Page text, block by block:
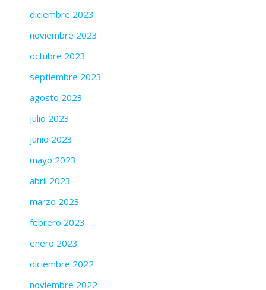
diciembre 2023
noviembre 2023
octubre 2023
septiembre 2023
agosto 2023
julio 2023
junio 2023
mayo 2023
abril 2023
marzo 2023
febrero 2023
enero 2023
diciembre 2022
noviembre 2022